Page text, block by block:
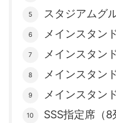
スタジアムグ
メインスタン
メインスタン
メインスタン
メインスタン
SSS指定席（